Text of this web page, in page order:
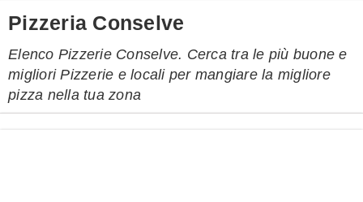
Pizzeria Conselve
Elenco Pizzerie Conselve. Cerca tra le più buone e
migliori Pizzerie e locali per mangiare la migliore
pizza nella tua zona